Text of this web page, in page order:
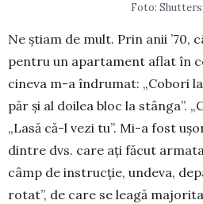
Foto:
Ne știam de mult. Prin anii
pentru un apartament aflat în
cineva m-a îndrumat: „Cobori
păr și al doilea bloc la stânga”.
„Lasă că-l vezi tu”. Mi-a fost
dintre dvs. care ați făcut
câmp de instrucție, undeva,
rotat”, de care se leagă